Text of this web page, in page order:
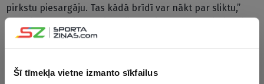
Šī tīmekļa vietne izmanto sīkfailus
pirkstu piesargāju. Tas kādā brīdī var nākt par sliktu,”
stāstīja spēlētājs. “Ja situāciju ar pirkstu nepasliktināsies,
varēšu spēlēt arī turpmāk. Sāpes nebija nevienā brīdī.
Pirkstā ir plīsusi saite, tāpēc tur nav, kam sāpēt.”
Bertāns stāstīja, ka viņa pārstāvētā Nacionālās